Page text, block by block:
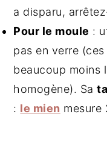
a disparu,
Pour le moule :
pas en verre
beaucoup moins
homogène). Sa
: le mien mesure